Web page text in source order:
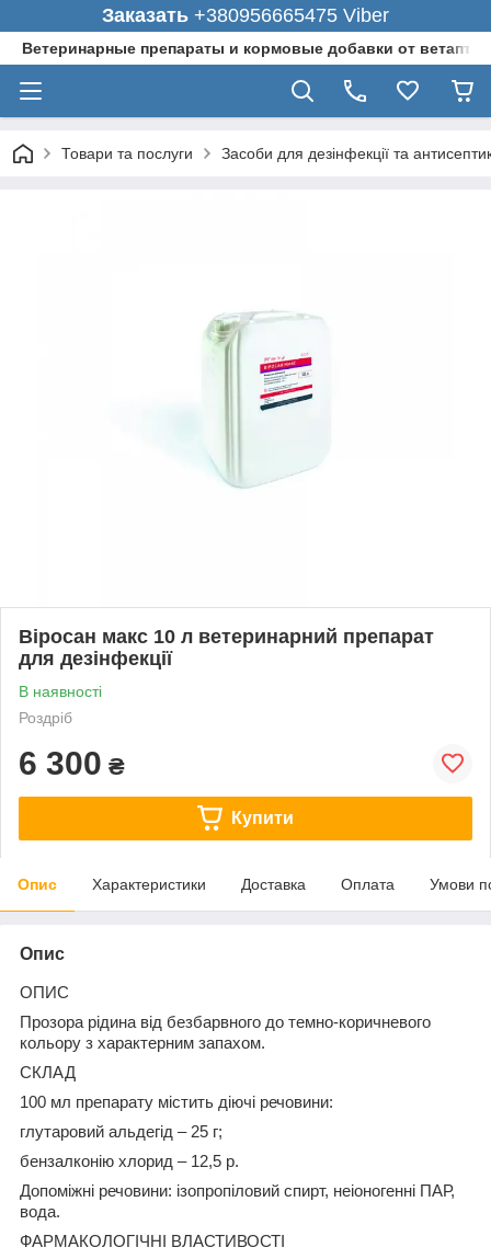
Заказать +380956665475 Viber
Ветеринарные препараты и кормовые добавки от
Товари та послуги Засоби для дезінфекції та
Віросан макс 10 л ветеринарний препарат
для дезінфекції
В наявності
Роздріб
6 300 ₴
Купити
Опис Характеристики Доставка Оплата Умови
Опис
ОПИС
Прозора рідина від безбарвного до темно-коричневого
кольору з характерним запахом.
СКЛАД
100 мл препарату містить діючі речовини:
глутаровий альдегід – 25 г;
бензалконію хлорид – 12,5 р.
Допоміжні речовини: ізопропіловий спирт, неіоногенні ПАР,
вода.
ФАРМАКОЛОГІЧНІ ВЛАСТИВОСТІ